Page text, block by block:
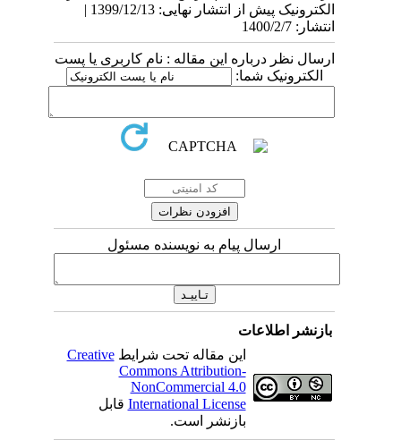
الکترونیک پیش از انتشار نهایی: 1399/12/13 |
انتشار: 1400/2/7
ارسال نظر درباره این مقاله : نام کاربری یا پست
الکترونیک شما:
ارسال پیام به نویسنده مسئول
بازنشر اطلاعات
این مقاله تحت شرایطCreative
Commons Attribution-
NonCommercial 4.0
International Licenseقابل
بازنشر است.